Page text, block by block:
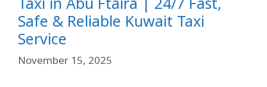
Safe & Reliable Kuwait Taxi
Service
November 15, 2025